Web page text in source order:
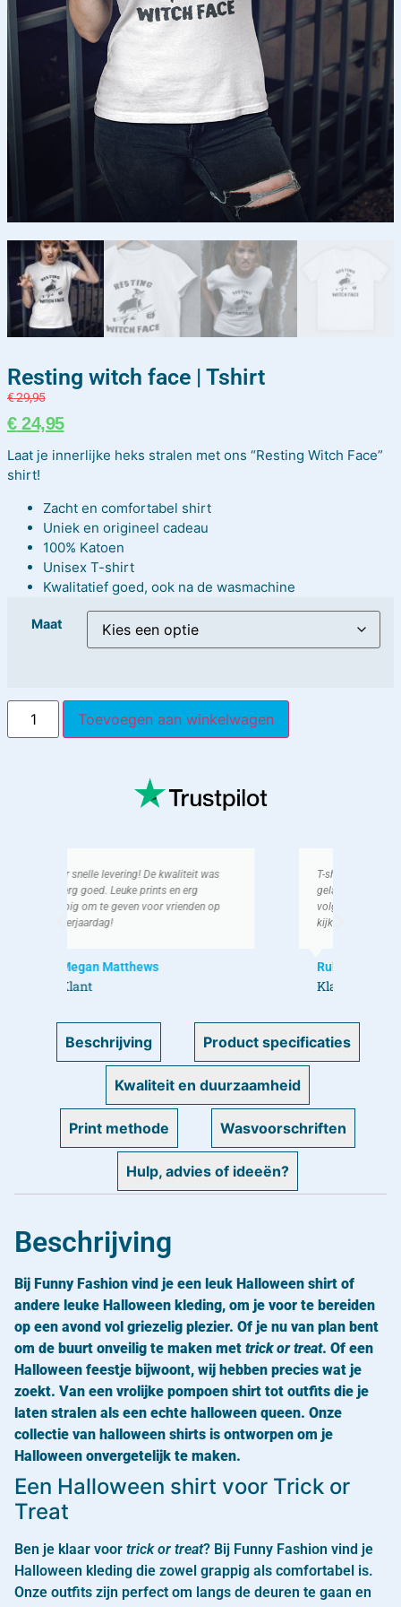
Resting witch face | Tshirt
€29,95
€24,95
Laat je innerlijke heks stralen met ons “Resting Witch Face”
shirt!
Zacht en comfortabel shirt
Uniek en origineel cadeau
100% Katoen
Unisex T-shirt
Kwalitatief goed, ook na de wasmachine
Maat
Toevoegen aan winkelwagen
T-shirt was ruim op tijd binnen, erg
gelachen erom met men vrienden! Bij de
volgende verjaardag gaan ik zeker weer
kijken bij jullie!
Ruben V
Beschrijving Product specificaties
Kwaliteit en duurzaamheid
Print methode Wasvoorschriften
Hulp, advies of ideeën?
Beschrijving
Bij Funny Fashion vind je een leuk Halloween shirt of
andere leuke Halloween kleding, om je voor te bereiden
op een avond vol griezelig plezier. Of je nu van plan bent
om de buurt onveilig te maken met trick or treat. Of een
Halloween feestje bijwoont, wij hebben precies wat je
zoekt. Van een vrolijke pompoen shirt tot outfits die je
laten stralen als een echte halloween queen. Onze
collectie van halloween shirts is ontworpen om je
Halloween onvergetelijk te maken.
Een Halloween shirt voor Trick or
Treat
Ben je klaar voor trick or treat? Bij Funny Fashion vind je
Halloween kleding die zowel grappig als comfortabel is.
Onze outfits zijn perfect om langs de deuren te gaan en